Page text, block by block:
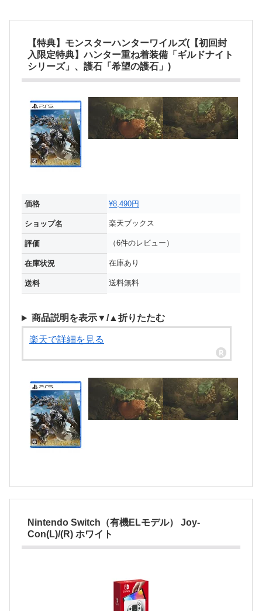
【特典】モンスターハンターワイルズ(【初回封
入限定特典】ハンター重ね着装備「ギルドナイト
シリーズ」、護石「希望の護石」)
価格 ¥8,490円
ショップ名 楽天ブックス
評価 （6件のレビュー）
在庫状況 在庫あり
送料 送料無料
商品説明を表示▼/▲折りたたむ
楽天で詳細を見る
Nintendo Switch（有機ELモデル） Joy-
Con(L)/(R) ホワイト